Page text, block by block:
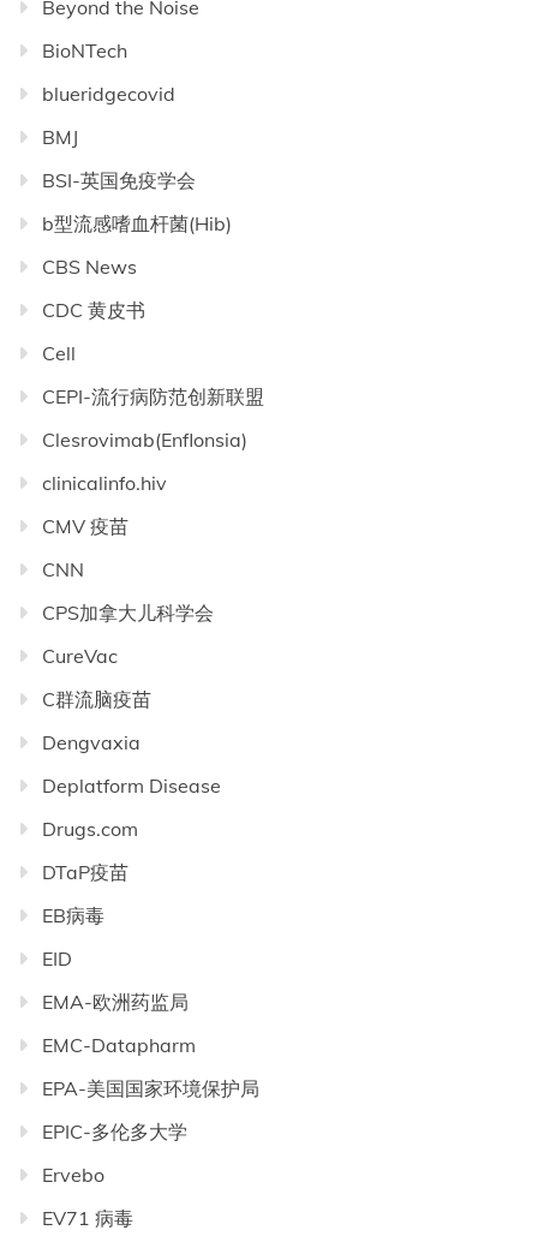
Beyond the Noise
BioNTech
blueridgecovid
BMJ
BSI-英国免疫学会
b型流感嗜血杆菌(Hib)
CBS News
CDC 黄皮书
Cell
CEPI-流行病防范创新联盟
Clesrovimab(Enflonsia)
clinicalinfo.hiv
CMV 疫苗
CNN
CPS加拿大儿科学会
CureVac
C群流脑疫苗
Dengvaxia
Deplatform Disease
Drugs.com
DTaP疫苗
EB病毒
EID
EMA-欧洲药监局
EMC-Datapharm
EPA-美国国家环境保护局
EPIC-多伦多大学
Ervebo
EV71 病毒